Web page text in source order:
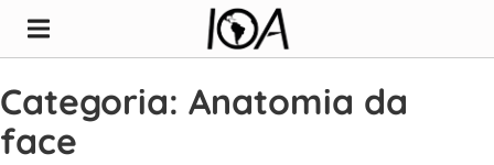
Categoria: Anatomia da
face